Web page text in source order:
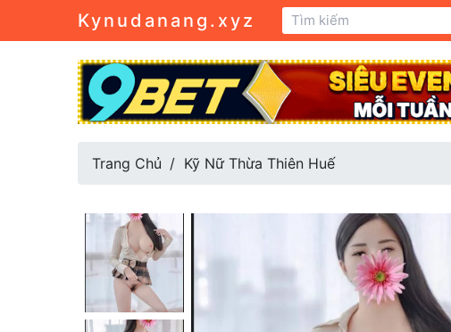
Kynudanang.xyz
Trang Chủ Kỹ Nữ Thừa Thiên Huế